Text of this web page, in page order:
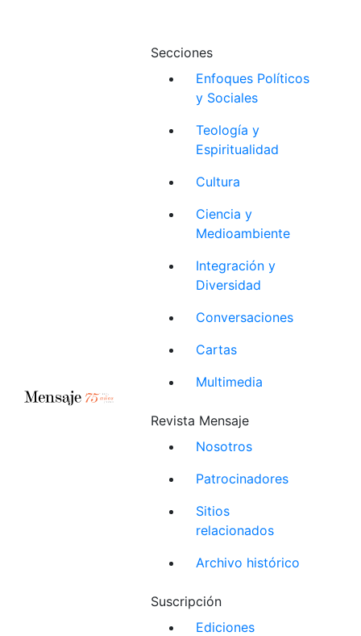
Secciones
Enfoques Políticos
y Sociales
Teología y
Espiritualidad
Cultura
Ciencia y
Medioambiente
Integración y
Diversidad
Conversaciones
Cartas
Multimedia
Revista Mensaje
Nosotros
Patrocinadores
Sitios
relacionados
Archivo histórico
Suscripción
Ediciones